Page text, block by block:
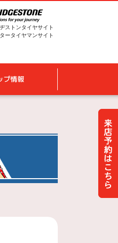
ストンタイヤサイト
ータイヤマンサイト
プ情報